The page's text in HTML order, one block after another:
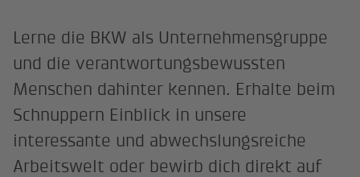
Lerne die BKW als Unternehmensgruppe
und die verantwortungsbewussten
Menschen dahinter kennen. Erhalte beim
Schnuppern Einblick in unsere
interessante und abwechslungsreiche
Arbeitswelt oder bewirb dich direkt auf